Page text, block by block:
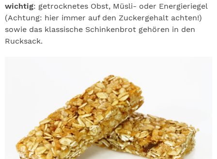
wichtig: getrocknetes Obst, Müsli- oder Energieriegel
(Achtung: hier immer auf den Zuckergehalt achten!)
sowie das klassische Schinkenbrot gehören in den
Rucksack.